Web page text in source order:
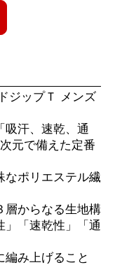
ジップＴ メンズ
汗、速乾、通
元で備えた定番
なポリエステル繊
層からなる生地構
」「速乾性」「通
編み上げること